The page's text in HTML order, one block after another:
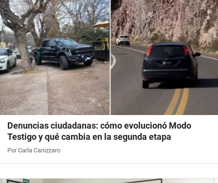
Denuncias ciudadanas: cómo evolucionó Modo
Testigo y qué cambia en la segunda etapa
Por Carla Canizzaro